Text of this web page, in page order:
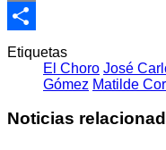
Email
Compartir
Etiquetas
El Choro José
Gómez Matilde
Noticias